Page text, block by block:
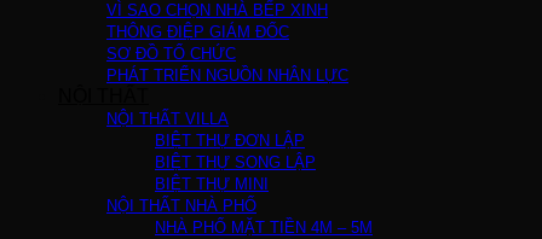
VÌ SAO CHỌN NHÀ BẾP XINH
THÔNG ĐIỆP GIÁM ĐỐC
SƠ ĐỒ TỔ CHỨC
PHÁT TRIỂN NGUỒN NHÂN LỰC
NỘI THẤT VILLA
BIỆT THỰ ĐƠN LẬP
BIỆT THỰ SONG LẬP
BIỆT THỰ MINI
NỘI THẤT NHÀ PHỐ
NHÀ PHỐ MẶT TIỀN 4M – 5M